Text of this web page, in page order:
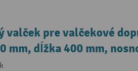
valček pre valčekové
mm, dĺžka 400 mm,